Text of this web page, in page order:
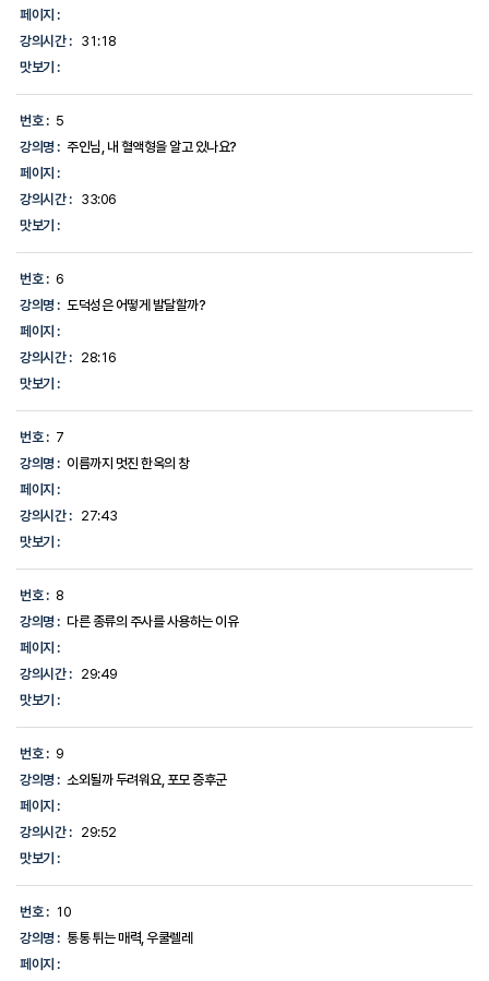
페이지 :
강의시간 :
31:18
맛보기 :
번호 : 5
강의명 : 주인님, 내 혈액형을 알고 있나요?
페이지 :
강의시간 :
33:06
맛보기 :
번호 : 6
강의명 : 도덕성은 어떻게 발달할까?
페이지 :
강의시간 :
28:16
맛보기 :
번호 : 7
강의명 : 이름까지 멋진 한옥의 창
페이지 :
강의시간 :
27:43
맛보기 :
번호 : 8
강의명 : 다른 종류의 주사를 사용하는 이유
페이지 :
강의시간 :
29:49
맛보기 :
번호 : 9
강의명 : 소외될까 두려워요, 포모 증후군
페이지 :
강의시간 :
29:52
맛보기 :
번호 : 10
강의명 : 통통 튀는 매력, 우쿨렐레
페이지 :